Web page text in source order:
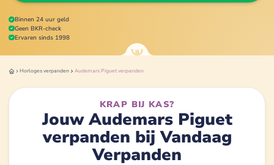
Binnen 24 uur geld
Geen BKR-check
Ervaren sinds 1998
Horloges verpanden Audemars Piguetverpanden
KRAP BIJ KAS?
Jouw Audemars Piguet
verpanden bij Vandaag
Verpanden